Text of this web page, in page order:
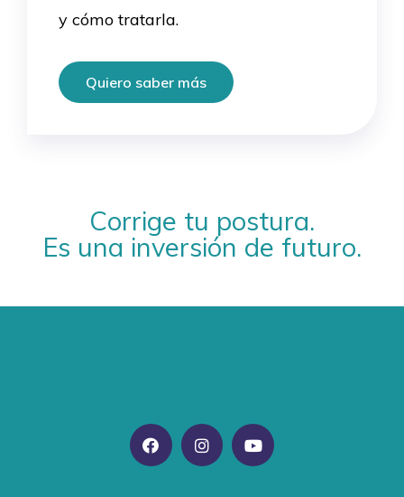
y cómo tratarla.
Quiero saber más
Corrige tu postura.
Es una inversión de futuro.